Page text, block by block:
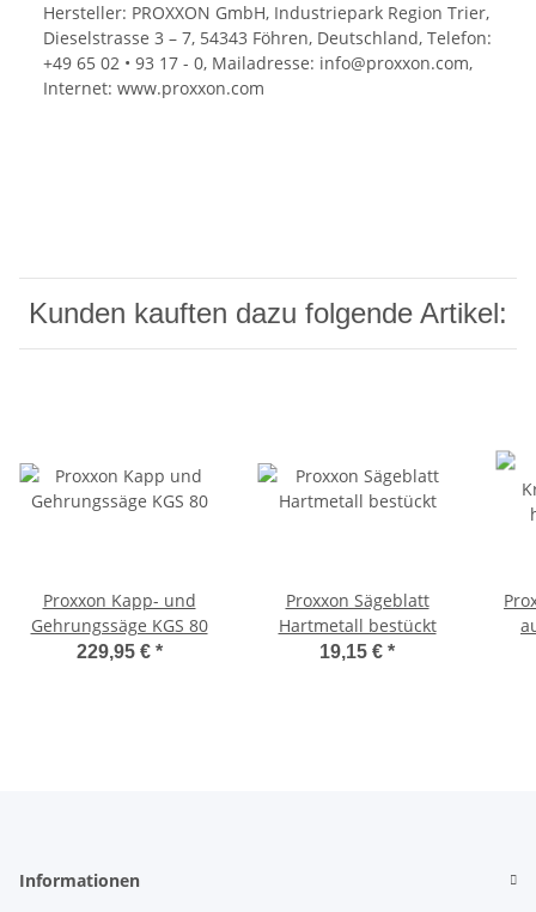
Hersteller: PROXXON GmbH, Industriepark Region Trier,
Dieselstrasse 3 – 7, 54343 Föhren, Deutschland, Telefon:
+49 65 02 • 93 17 - 0, Mailadresse: info@proxxon.com,
Internet: www.proxxon.com
Kunden kauften dazu folgende Artikel:
Proxxon Kapp- und
Gehrungssäge KGS 80
229,95 € *
Proxxon Sägeblatt
Hartmetall bestückt
19,15 € *
Informationen